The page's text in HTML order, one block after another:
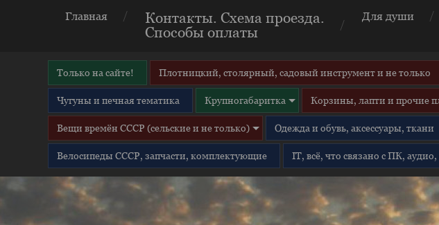
Главная
Контакты. Схема проезда.
Способы оплаты
Для души
Только на сайте! Плотницкий, столярный, садовый инструмент и не только
Чугуны и печная тематика Крупногабаритка Корзины, лапти и прочие
Вещи времён СССР (сельские и не только) Одежда и обувь, аксессуары, ткани
Велосипеды СССР, запчасти, комплектующие IT, всё, что связано с ПК,